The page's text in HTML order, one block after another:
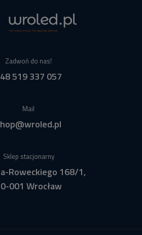
Zadwoń do nas!
519 337 057
Mail
Sklep stacjonarny
Roweckiego 168/1,
001 Wrocław